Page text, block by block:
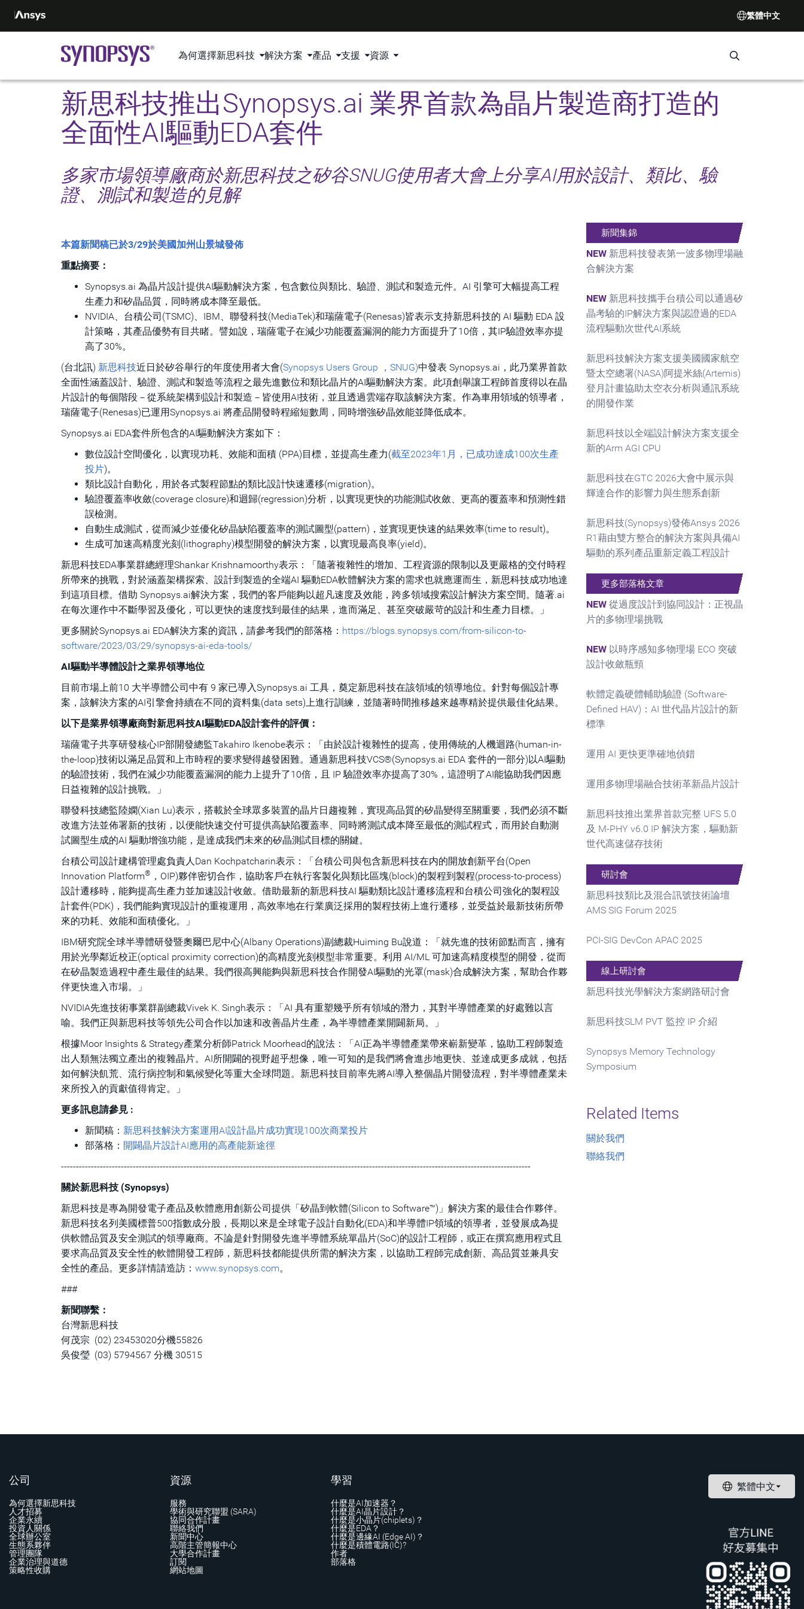
繁體中文
為何選擇新思科技 解決方案 產品 支援 資源 Search
新思科技推出Synopsys.ai 業界首款為晶片製造商打造的
全面性AI驅動EDA套件
多家市場領導廠商於新思科技之矽谷SNUG使用者大會上分享AI用於設計、類比、驗
證、測試和製造的見解
本篇新聞稿已於3/29於美國加州山景城發佈
重點摘要：
Synopsys.ai 為晶片設計提供AI驅動解決方案，包含數位與類比、驗證、測試和製造元件。AI 引擎可大幅提高工程
生產力和矽晶品質，同時將成本降至最低。
NVIDIA、台積公司(TSMC)、IBM、聯發科技(MediaTek)和瑞薩電子(Renesas)皆表示支持新思科技的 AI 驅動 EDA 設
計策略，其產品優勢有目共睹。譬如說，瑞薩電子在減少功能覆蓋漏洞的能力方面提升了10倍，其IP驗證效率亦提
高了30%。
(台北訊) 新思科技近日於矽谷舉行的年度使用者大會(Synopsys Users Group ，SNUG)中發表 Synopsys.ai，此乃業界首款
全面性涵蓋設計、驗證、測試和製造等流程之最先進數位和類比晶片的AI驅動解決方案。此項創舉讓工程師首度得以在晶
片設計的每個階段－從系統架構到設計和製造－皆使用AI技術，並且透過雲端存取該解決方案。作為車用領域的領導者，
瑞薩電子(Renesas)已運用Synopsys.ai 將產品開發時程縮短數周，同時增強矽晶效能並降低成本。
Synopsys.ai EDA套件所包含的AI驅動解決方案如下：
數位設計空間優化，以實現功耗、效能和面積 (PPA)目標，並提高生產力(截至2023年1月，已成功達成100次生產
投片)。
類比設計自動化，用於各式製程節點的類比設計快速遷移(migration)。
驗證覆蓋率收斂(coverage closure)和迴歸(regression)分析，以實現更快的功能測試收斂、更高的覆蓋率和預測性錯
誤檢測。
自動生成測試，從而減少並優化矽晶缺陷覆蓋率的測試圖型(pattern)，並實現更快速的結果效率(time to result)。
生成可加速高精度光刻(lithography)模型開發的解決方案，以實現最高良率(yield)。
新思科技EDA事業群總經理Shankar Krishnamoorthy表示：「隨著複雜性的增加、工程資源的限制以及更嚴格的交付時程
所帶來的挑戰，對於涵蓋架構探索、設計到製造的全端AI 驅動EDA軟體解決方案的需求也就應運而生，新思科技成功地達
到這項目標。借助 Synopsys.ai解決方案，我們的客戶能夠以超凡速度及效能，跨多領域搜索設計解決方案空間。隨著.ai
在每次運作中不斷學習及優化，可以更快的速度找到最佳的結果，進而滿足、甚至突破嚴苛的設計和生產力目標。」
更多關於Synopsys.ai EDA解決方案的資訊，請參考我們的部落格： https://blogs.synopsys.com/from-silicon-to-
software/2023/03/29/synopsys-ai-eda-tools/
AI驅動半導體設計之業界領導地位
目前市場上前10 大半導體公司中有 9 家已導入Synopsys.ai 工具，奠定新思科技在該領域的領導地位。針對每個設計專
案，該解決方案的AI引擎會持續在不同的資料集(data sets)上進行訓練，並隨著時間推移越來越專精於提供最佳化結果。
以下是業界領導廠商對新思科技AI驅動EDA設計套件的評價：
瑞薩電子共享研發核心IP部開發總監Takahiro Ikenobe表示：「由於設計複雜性的提高，使用傳統的人機迴路(human-in-
the-loop)技術以滿足品質和上市時程的要求變得越發困難。通過新思科技VCS®(Synopsys.ai EDA 套件的一部分)以AI驅動
的驗證技術，我們在減少功能覆蓋漏洞的能力上提升了10倍，且 IP 驗證效率亦提高了30%，這證明了AI能協助我們因應
日益複雜的設計挑戰。」
聯發科技總監陸嫻(Xian Lu)表示，搭載於全球眾多裝置的晶片日趨複雜，實現高品質的矽晶變得至關重要，我們必須不斷
改進方法並佈署新的技術，以便能快速交付可提供高缺陷覆蓋率、同時將測試成本降至最低的測試程式，而用於自動測
試圖型生成的AI 驅動增強功能，是達成我們未來的矽晶測試目標的關鍵。
台積公司設計建構管理處負責人Dan Kochpatcharin表示：「台積公司與包含新思科技在内的開放創新平台(Open
Innovation Platform® ，OIP)夥伴密切合作，協助客戶在執行客製化與類比區塊(block)的製程到製程(process-to-process)
設計遷移時，能夠提高生產力並加速設計收斂。借助最新的新思科技AI 驅動類比設計遷移流程和台積公司強化的製程設
計套件(PDK)，我們能夠實現設計的重複運用，高效率地在行業廣泛採用的製程技術上進行遷移，並受益於最新技術所帶
來的功耗、效能和面積優化。」
IBM研究院全球半導體研發暨奧爾巴尼中心(Albany Operations)副總裁Huiming Bu說道：「就先進的技術節點而言，擁有
用於光學鄰近校正(optical proximity correction)的高精度光刻模型非常重要。利用 AI/ML 可加速高精度模型的開發，從而
在矽晶製造過程中產生最佳的結果。我們很高興能夠與新思科技合作開發AI驅動的光罩(mask)合成解決方案，幫助合作夥
伴更快進入市場。」
NVIDIA先進技術事業群副總裁Vivek K. Singh表示：「AI 具有重塑幾乎所有領域的潛力，其對半導體產業的好處難以言
喻。我們正與新思科技等領先公司合作以加速和改善晶片生產，為半導體產業開闢新局。」
根據Moor Insights & Strategy產業分析師Patrick Moorhead的說法：「AI正為半導體產業帶來嶄新變革，協助工程師製造
出人類無法獨立產出的複雜晶片。AI所開闢的視野超乎想像，唯一可知的是我們將會進步地更快、並達成更多成就，包括
如何解決飢荒、流行病控制和氣候變化等重大全球問題。新思科技目前率先將AI導入整個晶片開發流程，對半導體產業未
來所投入的貢獻值得肯定。」
更多訊息請參見 :
新聞稿： 新思科技解決方案運用AI設計晶片成功實現100次商業投片
部落格： 開闢晶片設計AI應用的高產能新途徑
-------------------------------------------------------------------------------------------------------------------------------------------------------------
關於新思科技 (Synopsys)
新思科技是專為開發電子產品及軟體應用創新公司提供「矽晶到軟體(Silicon to Software™)」解決方案的最佳合作夥伴。
新思科技名列美國標普500指數成分股，長期以來是全球電子設計自動化(EDA)和半導體IP領域的領導者，並發展成為提
供軟體品質及安全測試的領導廠商。不論是針對開發先進半導體系統單晶片(SoC)的設計工程師，或正在撰寫應用程式且
要求高品質及安全性的軟體開發工程師，新思科技都能提供所需的解決方案，以協助工程師完成創新、高品質並兼具安
全性的產品。更多詳情請造訪： www.synopsys.com。
###
新聞聯繫：
台灣新思科技
何茂宗 (02) 23453020分機55826
吳俊瑩 (03) 5794567 分機 30515
新聞集錦
NEW 新思科技發表第一波多物理場融
合解決方案
NEW 新思科技攜手台積公司以通過矽
晶考驗的IP解決方案與認證過的EDA
流程驅動次世代AI系統
新思科技解決方案支援美國國家航空
暨太空總署(NASA)阿提米絲(Artemis)
登月計畫協助太空衣分析與通訊系統
的開發作業
新思科技以全端設計解決方案支援全
新的Arm AGI CPU
新思科技在GTC 2026大會中展示與
輝達合作的影響力與生態系創新
新思科技(Synopsys)發佈Ansys 2026
R1藉由雙方整合的解決方案與具備AI
驅動的系列產品重新定義工程設計
更多部落格文章
NEW 從過度設計到協同設計：正視晶
片的多物理場挑戰
NEW 以時序感知多物理場 ECO 突破
設計收斂瓶頸
軟體定義硬體輔助驗證 (Software-
Defined HAV)：AI 世代晶片設計的新
標準
運用 AI 更快更準確地偵錯
運用多物理場融合技術革新晶片設計
新思科技推出業界首款完整 UFS 5.0
及 M-PHY v6.0 IP 解決方案，驅動新
世代高速儲存技術
研討會
新思科技類比及混合訊號技術論壇
AMS SIG Forum 2025
PCI-SIG DevCon APAC 2025
線上研討會
新思科技光學解決方案網路研討會
新思科技SLM PVT 監控 IP 介紹
Synopsys Memory Technology
Symposium
Related Items
關於我們
聯絡我們
公司
為何選擇新思科技
人才招募
企業永續
投資人關係
全球辦公室
生態系夥伴
管理團隊
企業治理與道德
策略性收購
資源
服務
學術與研究聯盟 (SARA)
協同合作計畫
聯絡我們
新聞中心
高階主管簡報中心
大學合作計畫
訂閱
網站地圖
學習
什麼是AI加速器？
什麼是AI晶片設計？
什麼是小晶片(chiplets)？
什麼是EDA？
什麼是邊緣AI (Edge AI)？
什麼是積體電路(IC)?
作者
部落格